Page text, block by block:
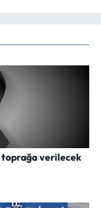
toprağa verilecek